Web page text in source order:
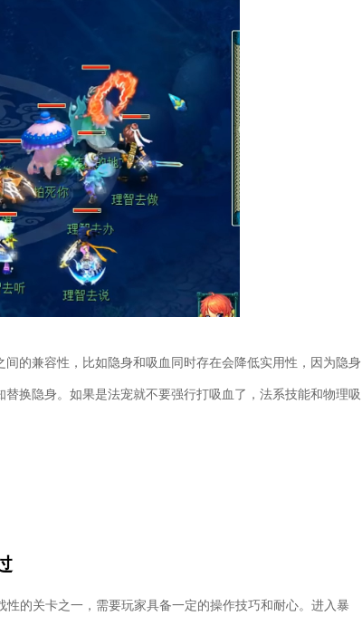
的兼容性，比如隐身和吸血同时存在会降低实用性，因为隐身
换隐身。如果是法宠就不要强行打吸血了，法系技能和物理吸
性的关卡之一，需要玩家具备一定的操作技巧和耐心。进入暴